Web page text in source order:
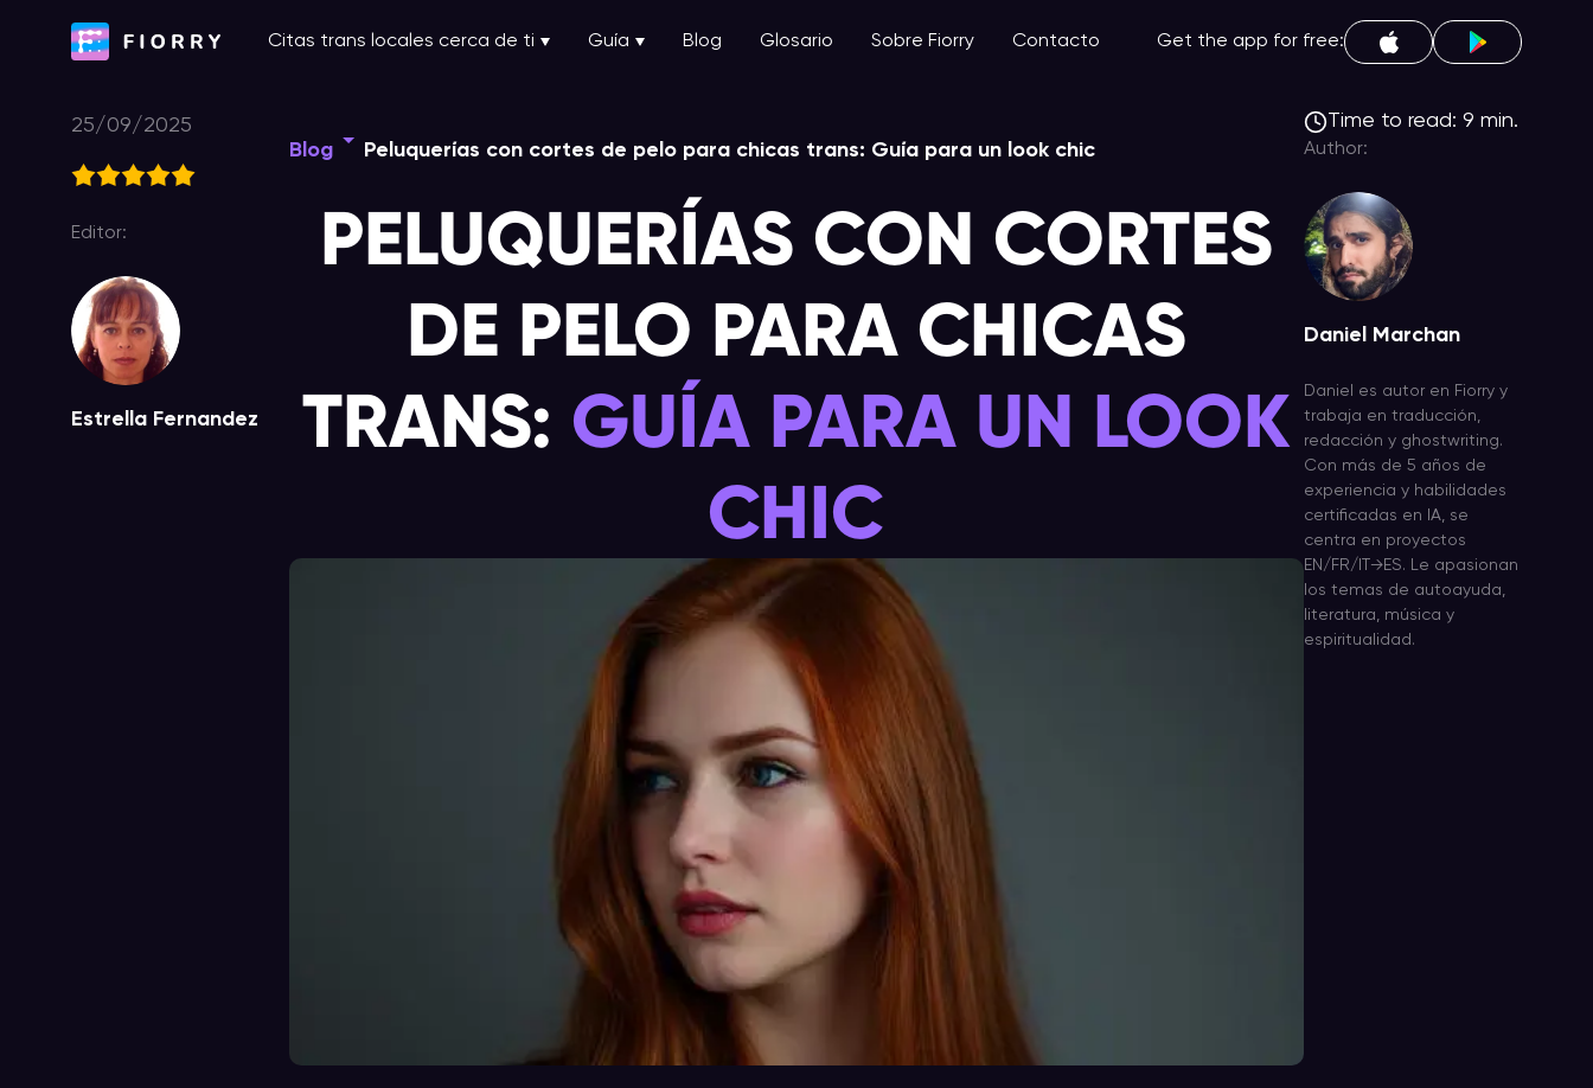
Citas trans locales cerca de ti Guía Blog Glosario Sobre Fiorry Contacto Get the app for free:
25/09/2025
Editor:
Estrella Fernandez
Blog Peluquerías con cortes de pelo para chicas trans: Guía para un look chic
PELUQUERÍAS CON CORTES
DE PELO PARA CHICAS
TRANS: GUÍA PARA UN LOOK
CHIC
Time to read: 9 min.
Author:
Daniel Marchan
Daniel es autor en Fiorry y
trabaja en traducción,
redacción y ghostwriting.
Con más de 5 años de
experiencia y habilidades
certificadas en IA, se
centra en proyectos
EN/FR/IT→ES. Le apasionan
los temas de autoayuda,
literatura, música y
espiritualidad.